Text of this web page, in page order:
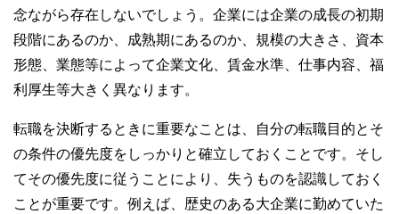
念ながら存在しないでしょう。企業には企業の成長の初期
段階にあるのか、成熟期にあるのか、規模の大きさ、資本
形態、業態等によって企業文化、賃金水準、仕事内容、福
利厚生等大きく異なります。
転職を決断するときに重要なことは、自分の転職目的とそ
の条件の優先度をしっかりと確立しておくことです。そし
てその優先度に従うことにより、失うものを認識しておく
ことが重要です。例えば、歴史のある大企業に勤めていた